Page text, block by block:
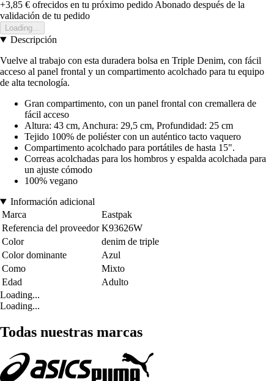
+3,85 € ofrecidos en tu próximo pedido Abonado después de la
validación de tu pedido
Loading...
Descripción
Vuelve al trabajo con esta duradera bolsa en Triple Denim, con fácil
acceso al panel frontal y un compartimento acolchado para tu equipo
de alta tecnología.
Gran compartimento, con un panel frontal con cremallera de
fácil acceso
Altura: 43 cm, Anchura: 29,5 cm, Profundidad: 25 cm
Tejido 100% de poliéster con un auténtico tacto vaquero
Compartimento acolchado para portátiles de hasta 15".
Correas acolchadas para los hombros y espalda acolchada para
un ajuste cómodo
100% vegano
Información adicional
Marca
Eastpak
Referencia del proveedor K93626W
Color
denim de triple
Color dominante
Azul
Como
Mixto
Edad
Adulto
Loading...
Loading...
Todas nuestras marcas